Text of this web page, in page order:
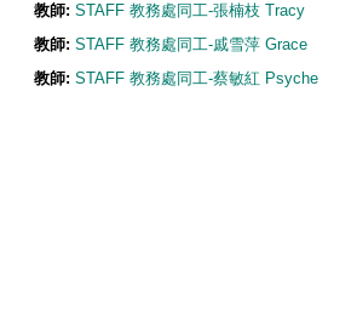
教師: STAFF 教務處同工-張楠枝 Tracy
教師: STAFF 教務處同工-戚雪萍 Grace
教師: STAFF 教務處同工-蔡敏紅 Psyche